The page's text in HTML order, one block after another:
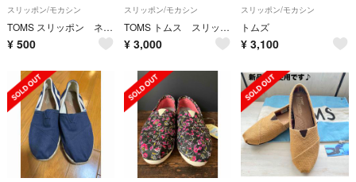
スリッポン/モカシン
TOMS スリッポン ネイビー
¥ 500
スリッポン/モカシン
TOMS トムス スリッポン シルバー グレー レース
¥ 3,000
スリッポン/モカシン
トムズ
¥ 3,100